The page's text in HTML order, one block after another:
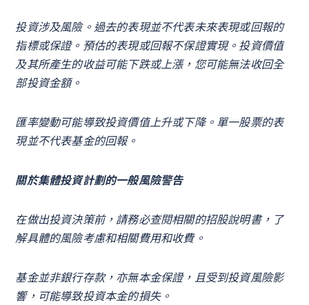
投資涉及風險。過去的表現並不代表未來表現或回報的
指標或保證。預估的表現或回報不保證實現。投資價值
及其所產生的收益可能下跌或上漲，您可能無法收回全
部投資金額。
匯率變動可能導致投資價值上升或下降。單一股票的表
現並不代表基金的回報。
關於集體投資計劃的一般風險警告
在做出投資決策前，請務必查閱相關的招股說明書，了
解具體的風險考慮和相關費用和收費。
基金並非銀行存款，亦無本金保證，且受到投資風險影
響，可能導致投資本金的損失。